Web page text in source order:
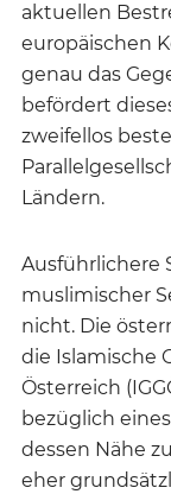
aktuellen
europäischen
genau das
befördert
zweifellos
Ländern.
Ausführlichere
muslimischer
nicht. Die
die Islamische
Österreich
bezüglich
dessen Nähe
eher